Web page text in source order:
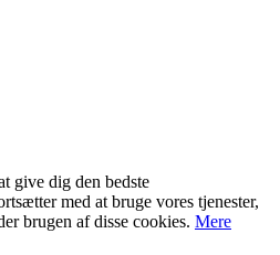
give dig den bedste
med at bruge vores tjenester,
brugen af disse cookies. Mere